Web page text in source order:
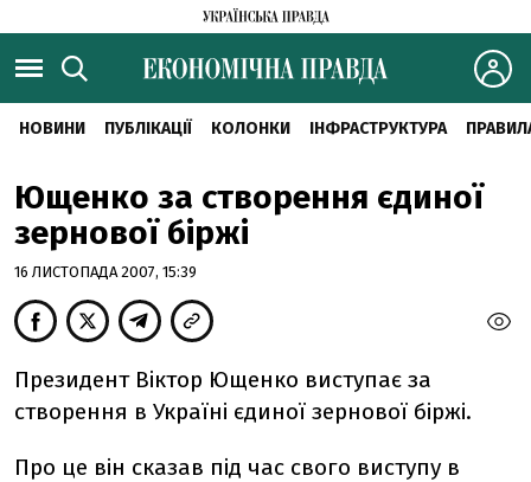
НОВИНИ ПУБЛІКАЦІЇ КОЛОНКИ ІНФРАСТРУКТУРА
Ющенко за створення єдиної
зернової біржі
16 ЛИСТОПАДА 2007, 15:39
Президент Віктор Ющенко виступає за
створення в Україні єдиної зернової біржі.
Про це він сказав під час свого виступу в